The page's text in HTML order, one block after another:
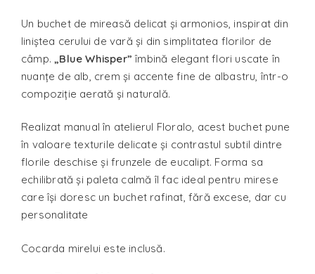
Un buchet de mireasă delicat și armonios, inspirat din
liniștea cerului de vară și din simplitatea florilor de
câmp. „Blue Whisper” îmbină elegant flori uscate în
nuanțe de alb, crem și accente fine de albastru, într-o
compoziție aerată și naturală.
Realizat manual în atelierul Floralo, acest buchet pune
în valoare texturile delicate și contrastul subtil dintre
florile deschise și frunzele de eucalipt. Forma sa
echilibrată și paleta calmă îl fac ideal pentru mirese
care își doresc un buchet rafinat, fără excese, dar cu
personalitate
Cocarda mirelui este inclusă.